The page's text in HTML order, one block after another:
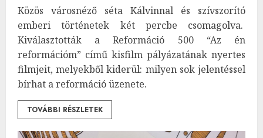
Közös városnéző séta Kálvinnal és szívszorító
emberi történetek két percbe csomagolva.
Kiválasztották a Reformáció 500 “Az én
reformációm” című kisfilm pályázatának nyertes
filmjeit, melyekből kiderül: milyen sok jelentéssel
bírhat a reformáció üzenete.
TOVÁBBI RÉSZLETEK